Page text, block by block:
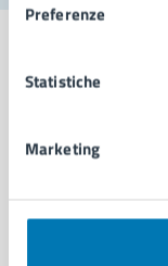
Preferenze
Statistiche
Marketing
Aree amministrative